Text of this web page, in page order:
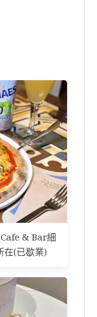
& Bar細
在(已歇業)